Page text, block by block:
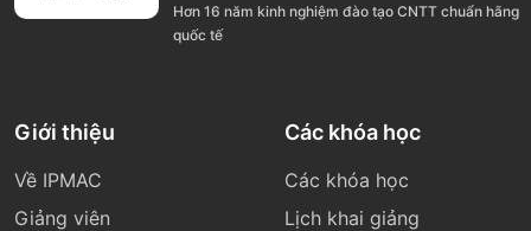
Hơn 16 năm kinh nghiệm đào tạo CNTT chuẩn hãng
quốc tế
Giới thiệu
Về IPMAC
Giảng viên
Các khóa học
Các khóa học
Lịch khai giảng